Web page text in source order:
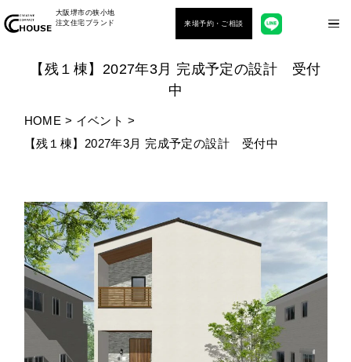
大阪堺市の狭小地
注文住宅ブランド
来場予約・ご相談
【残１棟】2027年3月 完成予定の設計 受付
中
HOME > イベント >
【残１棟】2027年3月 完成予定の設計 受付中